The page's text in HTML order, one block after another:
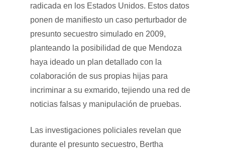
radicada en los Estados Unidos. Estos datos
ponen de manifiesto un caso perturbador de
presunto secuestro simulado en 2009,
planteando la posibilidad de que Mendoza
haya ideado un plan detallado con la
colaboración de sus propias hijas para
incriminar a su exmarido, tejiendo una red de
noticias falsas y manipulación de pruebas.
Las investigaciones policiales revelan que
durante el presunto secuestro, Bertha